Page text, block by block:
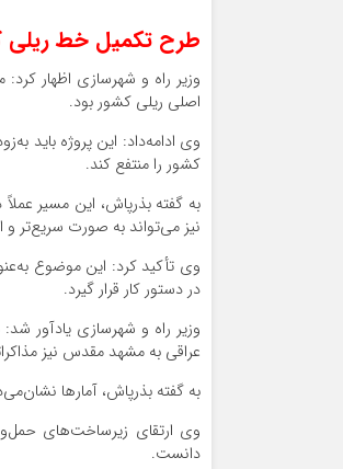
طرح تکمیل خط ریلی
وزیر راه و شهرسازی اظهار
اصلی ریلی کشور بود.
وی ادامه‌داد: این پروژه باید
کشور را منتفع کند.
به گفته بذرپاش، این مسیر
نیز می‌تواند به صورت سریع‌تر و
وی تأکید کرد: این موضوع
در دستور کار قرار گیرد.
وزیر راه و شهرسازی یادآور
عراقی به مشهد مقدس نیز
به گفته بذرپاش، آمارها
وی ارتقای زیرساخت‌های
دانست.